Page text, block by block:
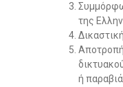
της
ή